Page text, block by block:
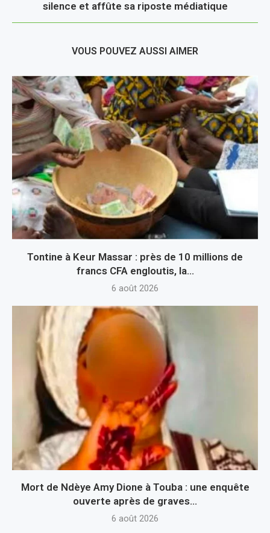
silence et affûte sa riposte médiatique
VOUS POUVEZ AUSSI AIMER
Tontine à Keur Massar : près de 10 millions de
francs CFA engloutis, la...
6 août 2026
Mort de Ndèye Amy Dione à Touba : une enquête
ouverte après de graves...
6 août 2026